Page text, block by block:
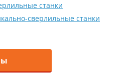
станки
сверлильные станки